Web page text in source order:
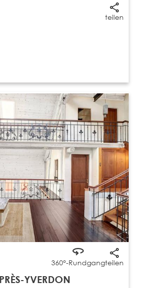
teilen
360°-Rundgangteilen
YVERDON